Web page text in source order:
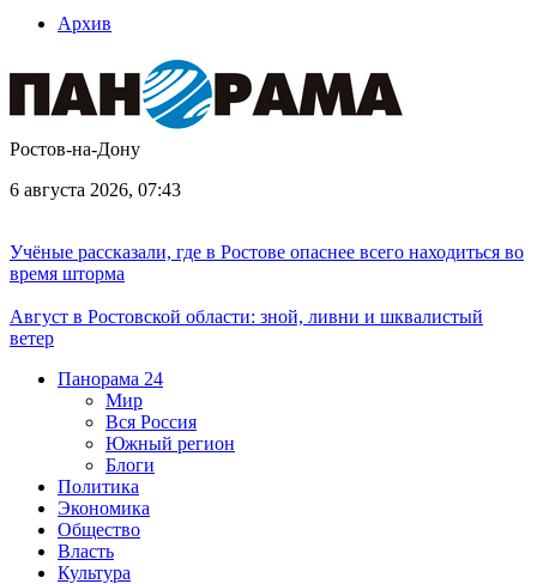
Архив
Ростов-на-Дону
6 августа 2026, 07:43
Учёные рассказали, где в Ростове опаснее всего находиться во
время шторма
Август в Ростовской области: зной, ливни и шквалистый
ветер
Панорама 24
Мир
Вся Россия
Южный регион
Блоги
Политика
Экономика
Общество
Власть
Культура